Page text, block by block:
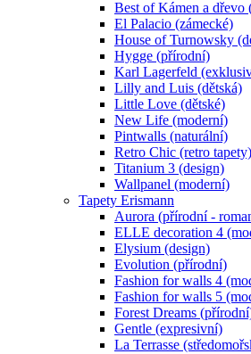
Best of Kámen a dřevo
El Palacio (zámecké)
House of Turnowsky
Hygge (přírodní)
Karl Lagerfeld
Lilly and Luis (dětská)
Little Love (dětské)
New Life (moderní)
Pintwalls (naturální)
Retro Chic (retro tapety)
Titanium 3 (design)
Wallpanel (moderní)
Tapety Erismann
Aurora (přírodní -
ELLE decoration 4
Elysium (design)
Evolution (přírodní)
Fashion for walls 4
Fashion for walls 5
Forest Dreams
Gentle (expresivní)
La Terrasse